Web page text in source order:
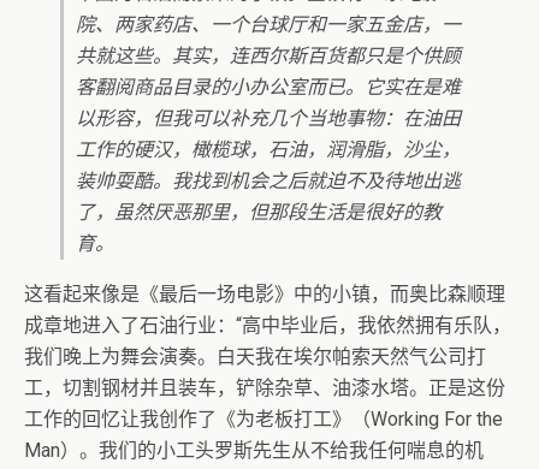
院、两家药店、一个台球厅和一家五金店，一
共就这些。其实，连西尔斯百货都只是个供顾
客翻阅商品目录的小办公室而已。它实在是难
以形容，但我可以补充几个当地事物：在油田
工作的硬汉，橄榄球，石油，润滑脂，沙尘，
装帅耍酷。我找到机会之后就迫不及待地出逃
了，虽然厌恶那里，但那段生活是很好的教
育。
这看起来像是《最后一场电影》中的小镇，而奥比森顺理
成章地进入了石油行业：“高中毕业后，我依然拥有乐队，
我们晚上为舞会演奏。白天我在埃尔帕索天然气公司打
工，切割钢材并且装车，铲除杂草、油漆水塔。正是这份
工作的回忆让我创作了《为老板打工》（Working For the
Man）。我们的小工头罗斯先生从不给我任何喘息的机